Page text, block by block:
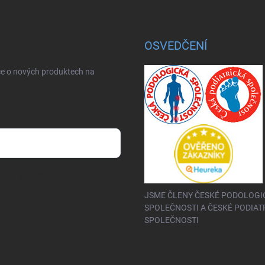
o nových produktech na
OSVEDČENÍ
JSME ČLENY ČESKÉ
SPOLEČNOSTI A ČESKÉ
SPOLEČNOSTI